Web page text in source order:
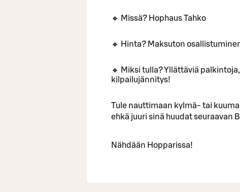
🔸 Missä? Hophaus Tahko
🔸 Hinta? Maksuton
🔸 Miksi tulla? Yllättäviä
kilpailujännitys!
Tule nauttimaan kylmä- tai
ehkä juuri sinä huudat seuraavan
Nähdään Hopparissa!